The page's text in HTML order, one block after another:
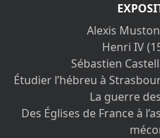
Alexis
Henri IV
Sébastien
Étudier l’hébreu à
La guerre
Des Églises de France à